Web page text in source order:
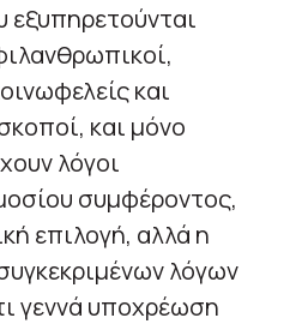
και
και μόνο
λόγοι
συμφέροντος,
επιλογή, αλλά η
λόγων
γεννά υποχρέωση